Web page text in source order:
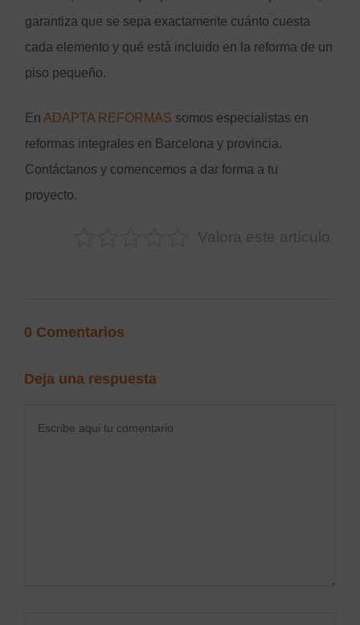
garantiza que se sepa exactamente cuánto cuesta
cada elemento y qué está incluido en la reforma de un
piso pequeño.
En ADAPTA REFORMAS somos especialistas en
reformas integrales en Barcelona y provincia.
Contáctanos y comencemos a dar forma a tu
proyecto.
Valora este artículo
0 Comentarios
Deja una respuesta